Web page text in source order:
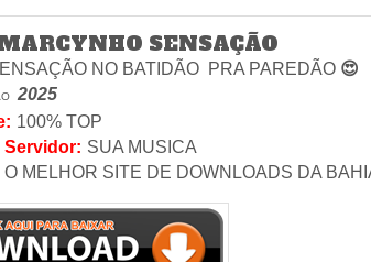
SENSAÇÃO
NO BATIDÃO PRA PAREDÃO 😍
2025
100% TOP
Servidor: SUA MUSICA
O MELHOR SITE DE DOWNLOADS DA